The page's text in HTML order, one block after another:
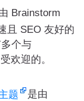
Brainstorm
且 SEO 友好的
个与
欢迎的。
题
是由